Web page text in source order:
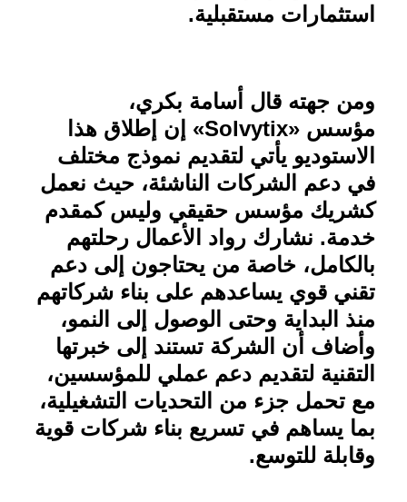
استثمارات مستقبلية.
ومن جهته قال أسامة بكري،
مؤسس «Solvytix» إن إطلاق هذا
الاستوديو يأتي لتقديم نموذج مختلف
في دعم الشركات الناشئة، حيث نعمل
كشريك مؤسس حقيقي وليس كمقدم
خدمة. نشارك رواد الأعمال رحلتهم
بالكامل، خاصة من يحتاجون إلى دعم
تقني قوي يساعدهم على بناء شركاتهم
منذ البداية وحتى الوصول إلى النمو،
وأضاف أن الشركة تستند إلى خبرتها
التقنية لتقديم دعم عملي للمؤسسين،
مع تحمل جزء من التحديات التشغيلية،
بما يساهم في تسريع بناء شركات قوية
وقابلة للتوسع.